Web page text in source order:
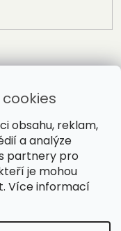
obsahu, reklam,
a analýze
partnery pro
je mohou
Více informací